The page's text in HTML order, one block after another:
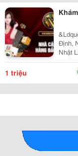
Định,
Nhật
Nhà
1 triệu